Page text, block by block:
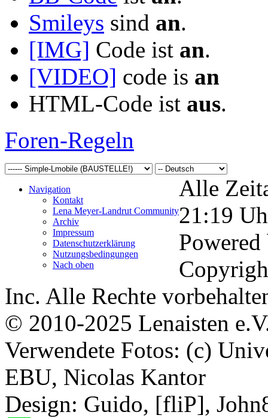
Smileys sind an.
[IMG] Code ist an.
[VIDEO] code is an
HTML-Code ist aus.
Foren-Regeln
Navigation
Kontakt
Lena Meyer-Landrut Community
Archiv
Impressum
Datenschutzerklärung
Nutzungsbedingungen
Nach oben
Alle
21:19
Inc. Alle Rechte
© 2010-2025 Lenaisten
Verwendete Fotos: (c)
EBU, Nicolas Kantor
Design: Guido, [fliP],